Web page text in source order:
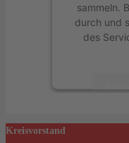
sammeln.
durch und
des
Kreisvorstand